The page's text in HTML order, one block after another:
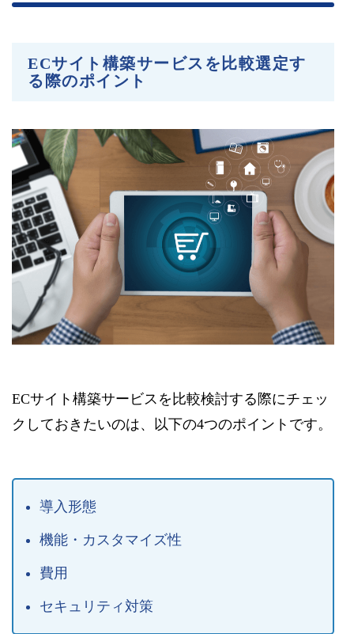
ECサイト構築サービスを比較選定す
る際のポイント
ECサイト構築サービスを比較検討する際にチェッ
クしておきたいのは、以下の4つのポイントです。
導入形態
機能・カスタマイズ性
費用
セキュリティ対策